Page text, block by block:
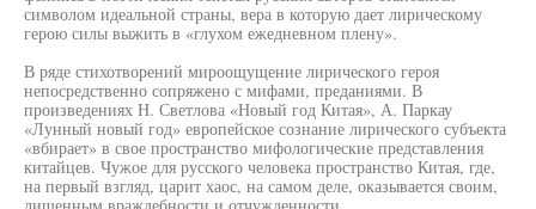
символом идеальной страны, вера в которую дает лирическому
герою силы выжить в «глухом ежедневном плену».
В ряде стихотворений мироощущение лирического героя
непосредственно сопряжено с мифами, преданиями. В
произведениях Н. Светлова «Новый год Китая», А. Паркау
«Лунный новый год» европейское сознание лирического субъекта
«вбирает» в свое пространство мифологические представления
китайцев. Чужое для русского человека пространство Китая, где,
на первый взгляд, царит хаос, на самом деле, оказывается своим,